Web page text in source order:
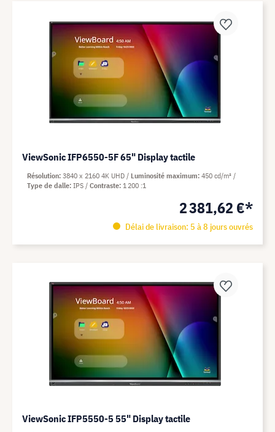
ViewSonic IFP6550-5F 65" Display tactile
2 381,62 €*
Délai de livraison: 5 à 8 jours ouvrés
Résolution 3840 x 2160 4K UHD Luminosité maximum 450 cd/m²
Type de dalle IPS Contraste 1 200 :1
ViewSonic IFP5550-5 55" Display tactile